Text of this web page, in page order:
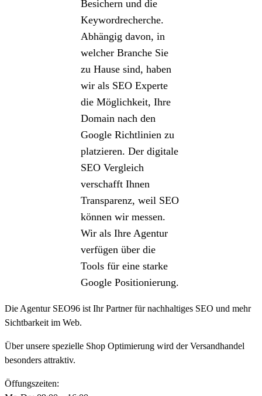
Besichern und die
Keywordrecherche.
Abhängig davon, in
welcher Branche Sie
zu Hause sind, haben
wir als SEO Experte
die Möglichkeit, Ihre
Domain nach den
Google Richtlinien zu
platzieren. Der digitale
SEO Vergleich
verschafft Ihnen
Transparenz, weil SEO
können wir messen.
Wir als Ihre Agentur
verfügen über die
Tools für eine starke
Google Positionierung.
Die Agentur SEO96 ist Ihr Partner für nachhaltiges SEO und mehr
Sichtbarkeit im Web.
Über unsere spezielle Shop Optimierung wird der Versandhandel
besonders attraktiv.
Öffungszeiten: